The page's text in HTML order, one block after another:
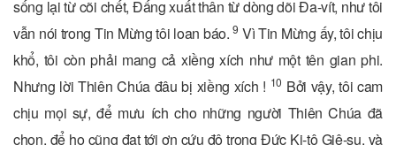
sống lại từ cõi chết, Đấng xuất thân từ dòng dõi Đa-vít, như tôi
vẫn nói trong Tin Mừng tôi loan báo.9 Vì Tin Mừng ấy, tôi chịu
khổ, tôi còn phải mang cả xiềng xích như một tên gian phi.
Nhưng lời Thiên Chúa đâu bị xiềng xích ! 10 Bởi vậy, tôi cam
chịu mọi sự, để mưu ích cho những người Thiên Chúa đã
chọn, để họ cũng đạt tới ơn cứu độ trong Đức Ki-tô Giê-su, và